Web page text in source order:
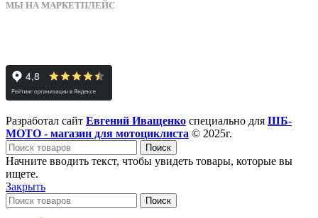
МЫ НА МАРКЕТПЛЕЙС
Разработал сайт Евгений Иващенко специально для ШБ-
МОТО - магазин для мотоциклиста © 2025г.
Поиск
Начните вводить текст, чтобы увидеть товары, которые вы
ищете.
Закрыть
Поиск